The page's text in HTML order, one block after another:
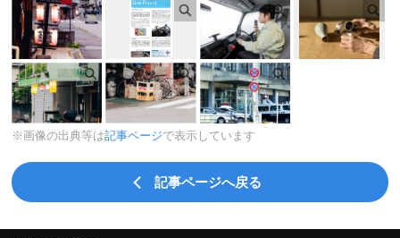
※画像の出典等は記事ページで表示しています
記事ページへ戻る